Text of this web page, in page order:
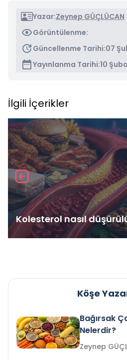
Yazar:Zeynep GÜÇLÜCAN
Görüntülenme:
Güncellenme Tarihi:07
Yayınlanma Tarihi:10
İlgili İçerikler
Kolesterol nasıl
Köşe
Bağırsak
Nelerdir?
Zeynep